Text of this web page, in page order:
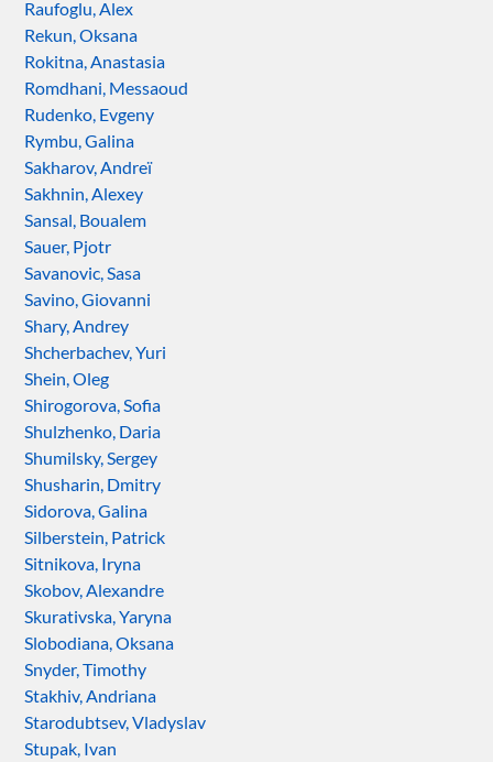
Raufoglu, Alex
Rekun, Oksana
Rokitna, Anastasia
Romdhani, Messaoud
Rudenko, Evgeny
Rymbu, Galina
Sakharov, Andreï
Sakhnin, Alexey
Sansal, Boualem
Sauer, Pjotr
Savanovic, Sasa
Savino, Giovanni
Shary, Andrey
Shcherbachev, Yuri
Shein, Oleg
Shirogorova, Sofia
Shulzhenko, Daria
Shumilsky, Sergey
Shusharin, Dmitry
Sidorova, Galina
Silberstein, Patrick
Sitnikova, Iryna
Skobov, Alexandre
Skurativska, Yaryna
Slobodiana, Oksana
Snyder, Timothy
Stakhiv, Andriana
Starodubtsev, Vladyslav
Stupak, Ivan